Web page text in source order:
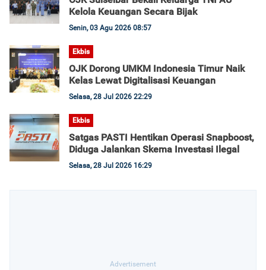
Kelola Keuangan Secara Bijak
Senin, 03 Agu 2026 08:57
Ekbis
OJK Dorong UMKM Indonesia Timur Naik
Kelas Lewat Digitalisasi Keuangan
Selasa, 28 Jul 2026 22:29
Ekbis
Satgas PASTI Hentikan Operasi Snapboost,
Diduga Jalankan Skema Investasi Ilegal
Selasa, 28 Jul 2026 16:29